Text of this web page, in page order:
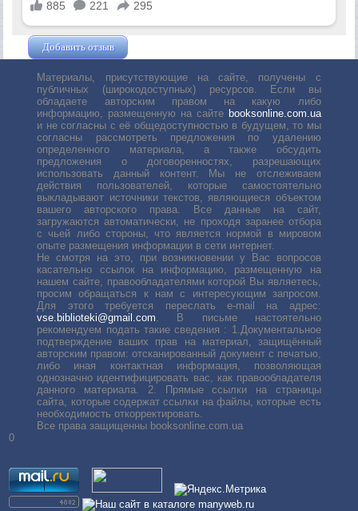
Добавить отзыв
Материалы, присутствующие на сайте, получены с
публичных (широкодоступных) ресурсов. Если вы
обладаете авторским правом на какую либо
информацию, размещенную на сайте booksonline.com.ua
и не согласны с её общедоступностью в будущем, то мы
согласны рассмотреть предложения по удалению
определенного материала, а также обсудить
предложения о договоренностях, разрешающих
использовать данный контент. Мы не отслеживаем
действия пользователей, которые самостоятельно
выкладывают источники текстов, являющиеся объектом
вашего авторского права. Все данные на сайт,
загружаются автоматически, не проходя заранее отбора
с чьей либо стороны, что является нормой в мировом
опыте размещения информации в сети интернет.
Не смотря на это, при возникновении у Вас вопросов
касательно ссылок на информацию, размещенную на
нашем сайте, правообладателями которой Вы являетесь,
просим обращаться к нам с интересующим запросом.
Для этого требуется переслать е-mail на адрес:
vse.biblioteki@gmail.com. В письме настоятельно
рекомендуем подать такие сведения : 1.Документальное
подтверждение ваших прав на материал, защищённый
авторским правом: отсканированный документ с печатью,
либо иная контактная информация, позволяющая
однозначно идентифицировать вас, как правообладателя
данного материала. 2. Прямые ссылки на страницы
сайта, которые содержат ссылки на файлы, которые есть
необходимость откорректировать.
Все права защищенны booksonline.com.ua
0